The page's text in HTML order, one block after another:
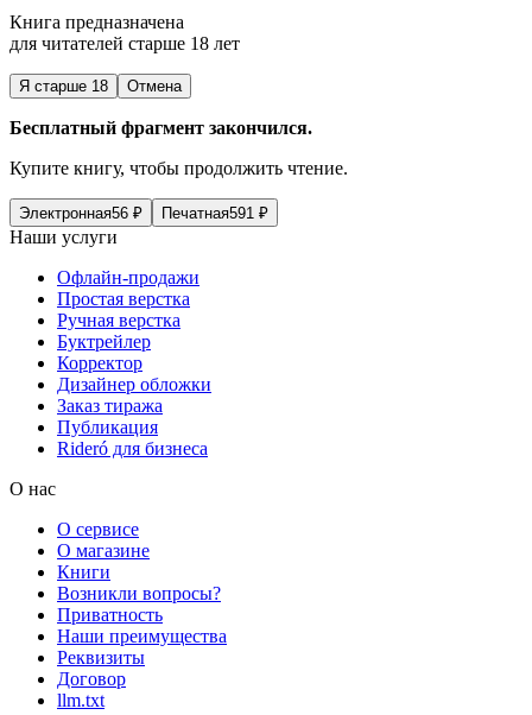
Книга предназначена
для читателей старше 18 лет
Я старше 18 Отмена
Бесплатный фрагмент закончился.
Купите книгу, чтобы продолжить чтение.
Электронная56 ₽ Печатная591 ₽
Наши услуги
Офлайн-продажи
Простая верстка
Ручная верстка
Буктрейлер
Корректор
Дизайнер обложки
Заказ тиража
Публикация
Rideró для бизнеса
О нас
О сервисе
О магазине
Книги
Возникли вопросы?
Приватность
Наши преимущества
Реквизиты
Договор
llm.txt